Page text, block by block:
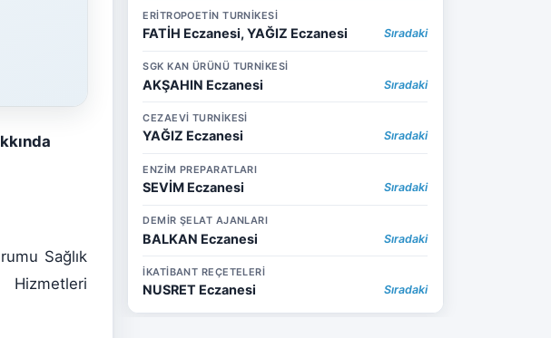
Sağlık
Hizmetleri
ERİTROPOETİN TURNİKESİ
FATİH Eczanesi, YAĞIZ Eczanesi Sıradaki
SGK KAN ÜRÜNÜ TURNİKESİ
AKŞAHIN Eczanesi Sıradaki
CEZAEVİ TURNİKESİ
YAĞIZ Eczanesi Sıradaki
ENZİM PREPARATLARI
SEVİM Eczanesi Sıradaki
DEMİR ŞELAT AJANLARI
BALKAN Eczanesi Sıradaki
İKATİBANT REÇETELERİ
NUSRET Eczanesi Sıradaki